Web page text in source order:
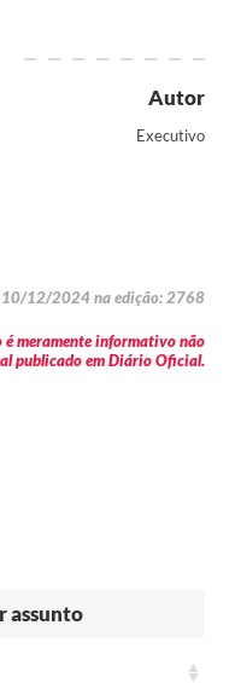
Autor
Executivo
12/2024 na edição: 2768
meramente informativo não
publicado em Diário Oficial.
assunto